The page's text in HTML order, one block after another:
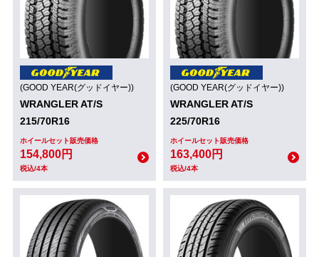
(GOOD YEAR(グッドイヤー))
WRANGLER AT/S
215/70R16
ホイールセット販売価格
154,800円
税込/4本
(GOOD YEAR(グッドイヤー))
WRANGLER AT/S
225/70R16
ホイールセット販売価格
163,400円
税込/4本